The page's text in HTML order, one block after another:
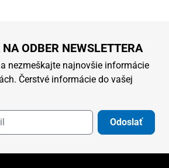
ODBER NEWSLETTERA
nezmeškajte najnovšie informácie
Čerstvé informácie do vašej
Odoslať